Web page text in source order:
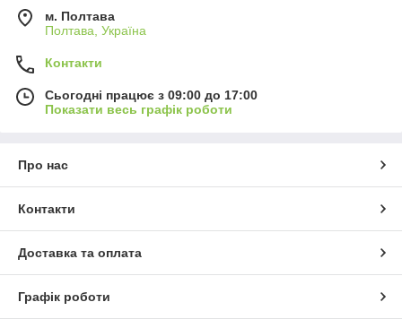
м. Полтава
Полтава, Україна
Контакти
Сьогодні працює з 09:00 до 17:00
Показати весь графік роботи
Про нас
Контакти
Доставка та оплата
Графік роботи